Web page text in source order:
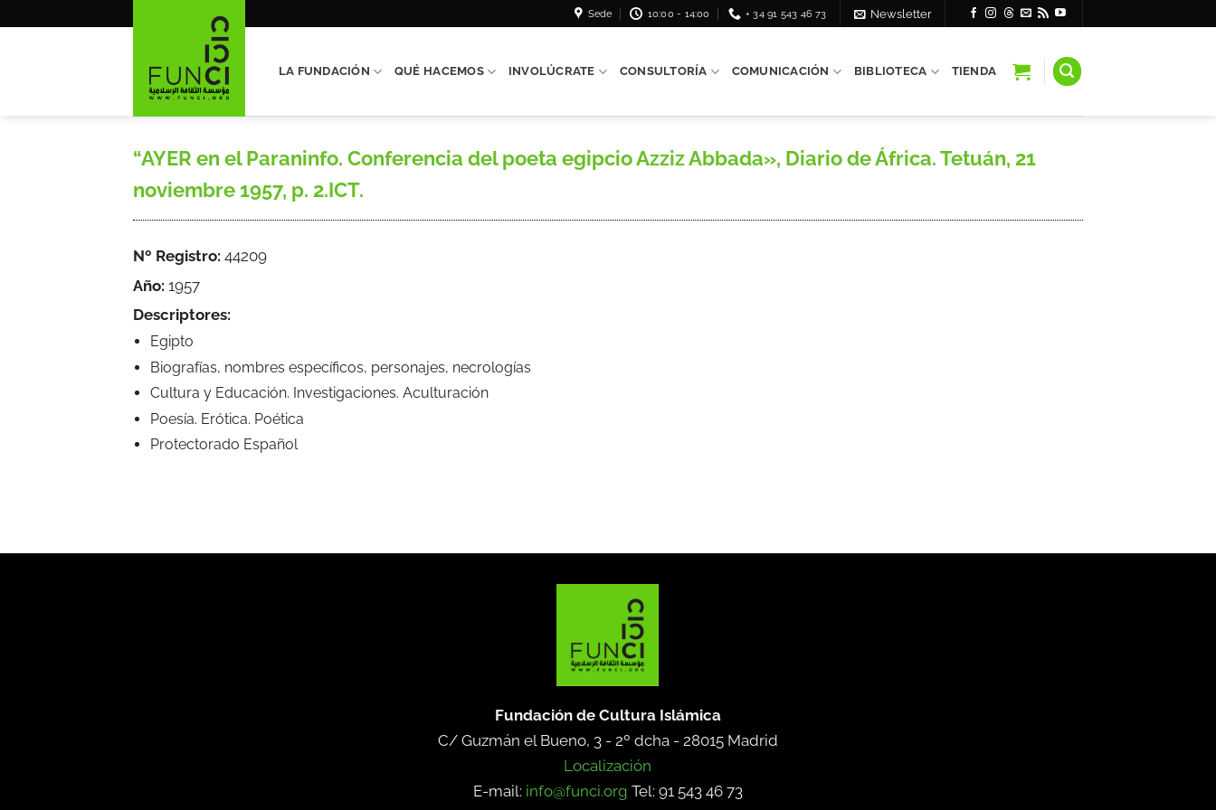
Sede 10:00 - 14:00 + 34 91 543 46 73 Newsletter
LA FUNDACIÓN QUÉ HACEMOS INVOLÚCRATE CONSULTORÍA COMUNICACIÓN BIBLIOTECA TIENDA
“AYER en el Paraninfo. Conferencia del poeta egipcio Azziz Abbada», Diario de África. Tetuán, 21
noviembre 1957, p. 2.ICT.
Nº Registro: 44209
Año: 1957
Descriptores:
Egipto
Biografías, nombres específicos, personajes, necrologías
Cultura y Educación. Investigaciones. Aculturación
Poesía. Erótica. Poética
Protectorado Español
Fundación de Cultura Islámica
C/ Guzmán el Bueno, 3 - 2º dcha - 28015 Madrid
Localización
E-mail: info@funci.org Tel: 91 543 46 73